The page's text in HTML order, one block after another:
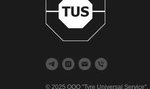
© 2025 ООО "Tyre Universal Service".